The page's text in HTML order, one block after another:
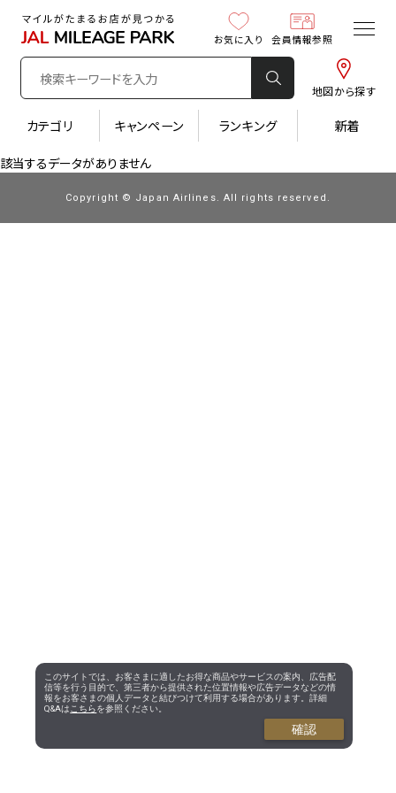
地図から探す
お気に入り 会員情報参照
カテゴリ キャンペーン ランキング 新着
該当するデータがありません
Copyright © Japan Airlines. All rights reserved.
このサイトでは、お客さまに適したお得な商品やサービスの案内、広告配
信等を行う目的で、第三者から提供された位置情報や広告データなどの情
報をお客さまの個人データと結びつけて利用する場合があります。詳細
Q&Aは こちらを参照ください。
確認